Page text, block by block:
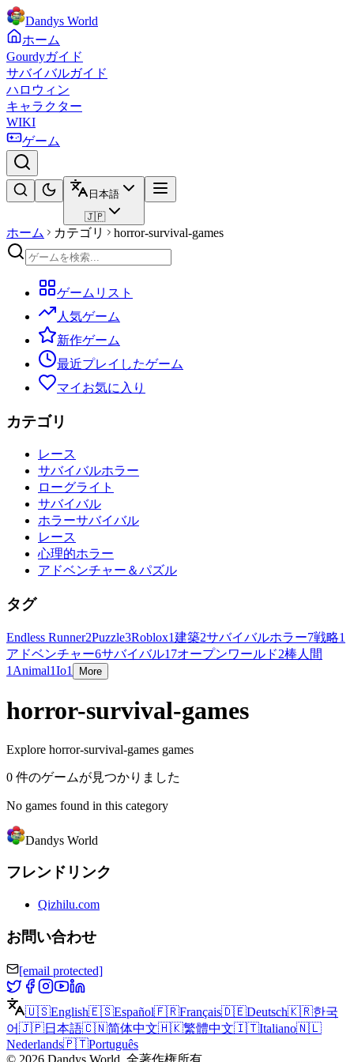
Dandys World
ホーム
Gourdyガイド
サバイバルガイド
ハロウィン
キャラクター
WIKI
ゲーム
日本語
🇯🇵
ホーム カテゴリ horror-survival-games
ゲームリスト
人気ゲーム
新作ゲーム
最近プレイしたゲーム
マイお気に入り
カテゴリ
レース
サバイバルホラー
ローグライト
サバイバル
ホラーサバイバル
レース
心理的ホラー
アドベンチャー＆パズル
タグ
Endless Runner2Puzzle3Roblox1建築2サバイバルホラー7戦略1
アドベンチャー6サバイバル17オープンワールド2棒人間
1 Animal1Io1 More
horror-survival-games
Explore horror-survival-games games
0 件のゲームが見つかりました
No games found in this category
Dandys World
フレンドリンク
Qizhilu.com
お問い合わせ
[email protected]
🇺🇸English🇪🇸Español🇫🇷Français🇩🇪Deutsch🇰🇷한국
어🇯🇵日本語🇨🇳简体中文🇭🇰繁體中文🇮🇹Italiano🇳🇱
Nederlands🇵🇹Português
© 2026 Dandys World 全著作権所有